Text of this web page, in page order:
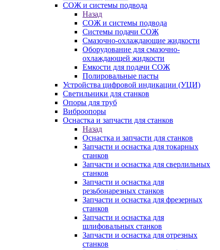
СОЖ и системы подвода
Назад
СОЖ и системы подвода
Системы подачи СОЖ
Смазочно-охлаждающие жидкости
Оборудование для смазочно-
охлаждающей жидкости
Емкости для подачи СОЖ
Полировальные пасты
Устройства цифровой индикации (УЦИ)
Светильники для станков
Опоры для труб
Виброопоры
Оснастка и запчасти для станков
Назад
Оснастка и запчасти для станков
Запчасти и оснастка для токарных
станков
Запчасти и оснастка для сверлильных
станков
Запчасти и оснастка для
резьбонарезных станков
Запчасти и оснастка для фрезерных
станков
Запчасти и оснастка для
шлифовальных станков
Запчасти и оснастка для отрезных
станков